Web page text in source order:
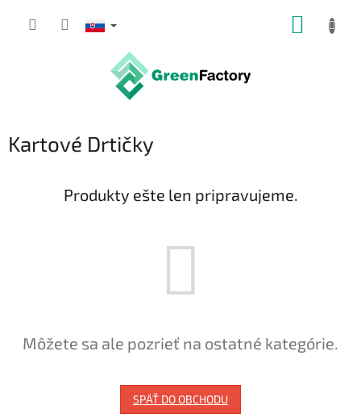
Kartové Drtičky
Produkty ešte len pripravujeme.
Môžete sa ale pozrieť na ostatné kategórie.
SPÄŤ DO OBCHODU